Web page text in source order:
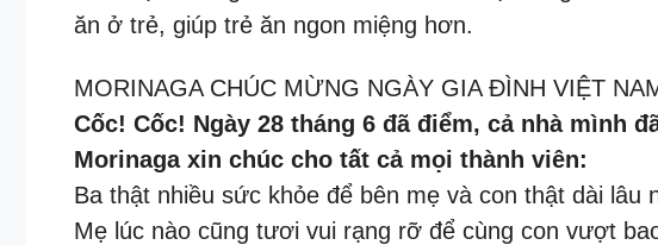
ăn ở trẻ, giúp trẻ ăn ngon miệng hơn.
MORINAGA CHÚC MỪNG NGÀY GIA ĐÌNH VIỆT
Cốc! Cốc! Ngày 28 tháng 6 đã điểm, cả nhà mình
Morinaga xin chúc cho tất cả mọi thành viên:
Ba thật nhiều sức khỏe để bên mẹ và con thật dài lâu
Mẹ lúc nào cũng tươi vui rạng rỡ để cùng con vượt